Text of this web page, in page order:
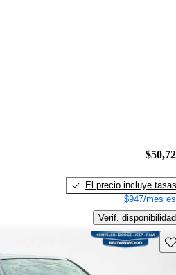
El precio incluye tasas
$947/mes
Verif. disponibilidad